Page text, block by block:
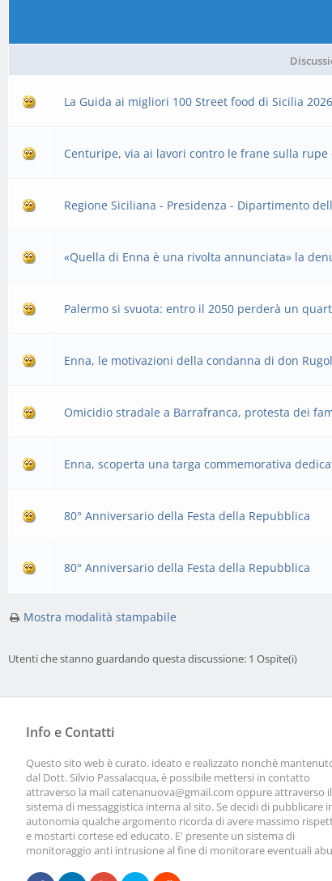
La Guida ai migliori 100 Street food di Sicilia
Centuripe, via ai lavori contro le frane sulla rupe
Regione Siciliana - Presidenza - Dipartimento
«Quella di Enna è una rivolta annunciata» la
Palermo si svuota: entro il 2050 perderà un
Enna, le motivazioni della condanna di don
Omicidio stradale a Barrafranca, protesta dei
Enna, scoperta una targa commemorativa
80° Anniversario della Festa della Repubblica
80° Anniversario della Festa della Repubblica
Mostra modalità stampabile
Utenti che stanno guardando questa discussione: 1 Ospite(i)
Info e Contatti
Questo sito web è curato. ideato e realizzato nonchè
dal Dott. Silvio Passalacqua, è possibile mettersi in contatto
attraverso la mail catenanuova@gmail.com oppure attraverso il
sistema di messaggistica interna al sito. Se decidi di pubblicare
autonomia qualche argomento ricorda di avere massimo
e mostarti cortese ed educato. E' presente un sistema di
monitoraggio anti intrusione al fine di monitorare eventuali